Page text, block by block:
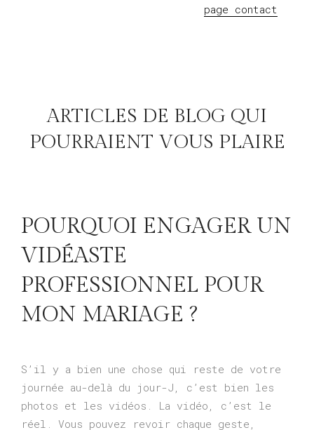
page contact
ARTICLES DE BLOG QUI
POURRAIENT VOUS PLAIRE
POURQUOI ENGAGER UN
VIDÉASTE
PROFESSIONNEL POUR
MON MARIAGE ?
S’il y a bien une chose qui reste de votre
journée au-delà du jour-J, c’est bien les
photos et les vidéos. La vidéo, c’est le
réel. Vous pouvez revoir chaque geste,